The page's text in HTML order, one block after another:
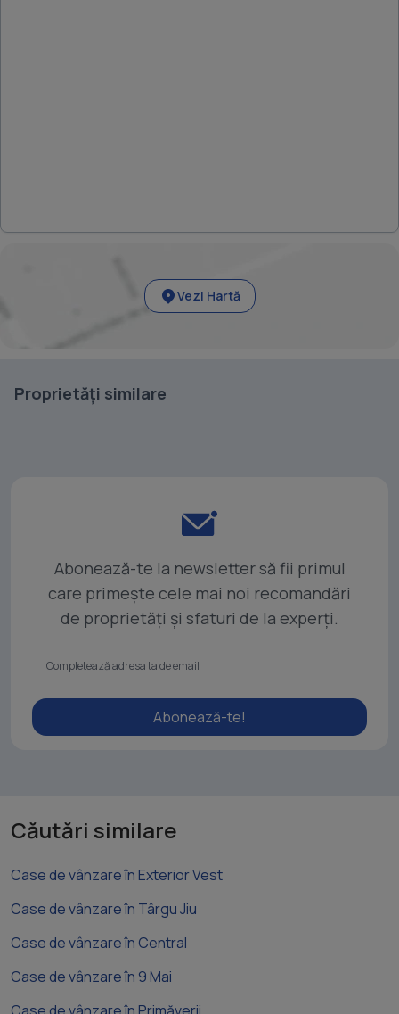
Vezi Hartă
Proprietăți similare
Abonează-te la newsletter să fii primul
care primește cele mai noi recomandări
de proprietăți și sfaturi de la experți.
Abonează-te!
Căutări similare
Case de vânzare în Exterior Vest
Case de vânzare în Târgu Jiu
Case de vânzare în Central
Case de vânzare în 9 Mai